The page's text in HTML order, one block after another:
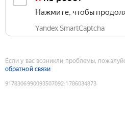
Нажмите, чтобы
Yandex SmartCaptcha
Если у вас возникли проблемы,
обратной связи
9178306990093507092:1786034873